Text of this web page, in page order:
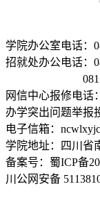
学院办公室电话：
招就处办公电话：
网信中心报修电话
办学突出问题举报
电子信箱：
学院地址：四川省
备案号：蜀ICP备
川公网安备